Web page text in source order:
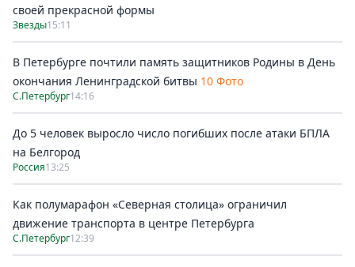
своей прекрасной формы
Звезды15:11
В Петербурге почтили память защитников Родины в День
окончания Ленинградской битвы 10 Фото
С.Петербург14:16
До 5 человек выросло число погибших после атаки БПЛА
на Белгород
Россия13:25
Как полумарафон «Северная столица» ограничил
движение транспорта в центре Петербурга
С.Петербург12:39